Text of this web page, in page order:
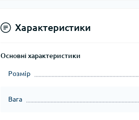
Характеристики
Основні характеристики
Розмір
Вага